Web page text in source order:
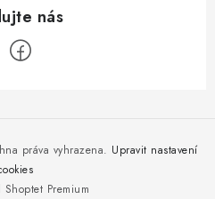
Shoptet Premium
práva vyhrazena. Upravit nastavení